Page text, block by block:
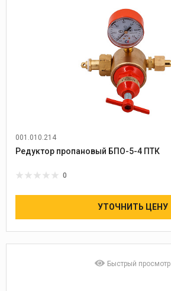
001.010.214
Редуктор пропановый БПО-5-4 ПТК
0
УТОЧНИТЬ ЦЕНУ
Быстрый просмотр